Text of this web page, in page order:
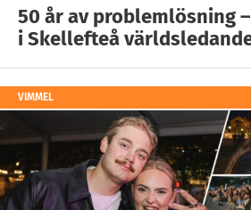
50 år av problemlösning
i Skellefteå
VIMMEL